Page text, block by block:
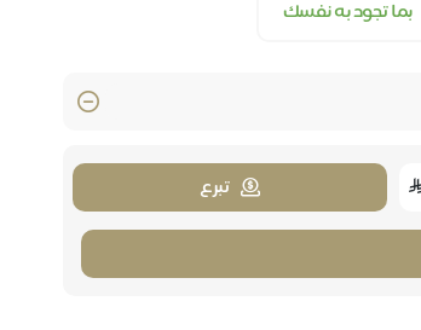
بما تجود به نفسك
تبرع